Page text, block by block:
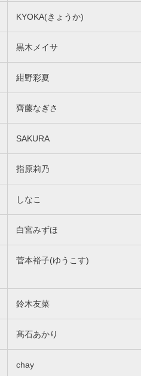
KYOKA(きょうか)
黒木メイサ
紺野彩夏
齊藤なぎさ
SAKURA
指原莉乃
しなこ
白宮みずほ
菅本裕子(ゆうこす)
鈴木友菜
髙石あかり
chay